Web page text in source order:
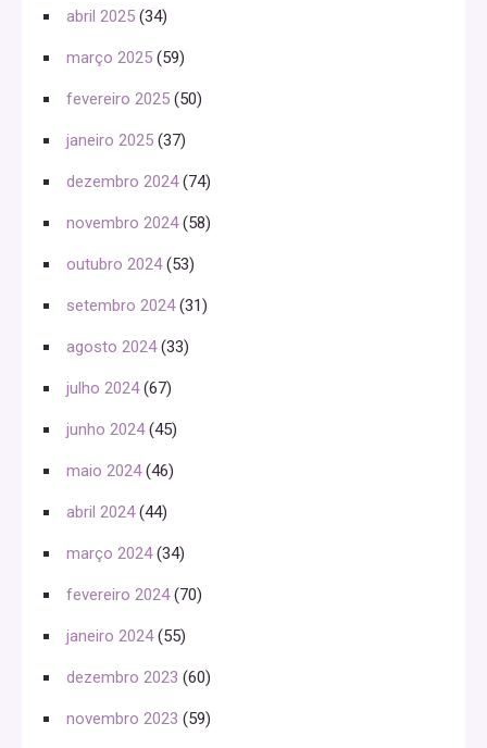
abril 2025 (34)
março 2025 (59)
fevereiro 2025 (50)
janeiro 2025 (37)
dezembro 2024(74)
novembro 2024(58)
outubro 2024(53)
setembro 2024(31)
agosto 2024(33)
julho 2024(67)
junho 2024(45)
maio 2024(46)
abril 2024(44)
março 2024(34)
fevereiro 2024(70)
janeiro 2024(55)
dezembro 2023 (60)
novembro 2023 (59)